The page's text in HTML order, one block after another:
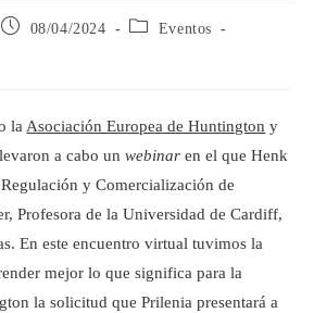
08/04/2024
Eventos
la Asociación Europea de Huntington y
a cabo unwebinar en el que Henk
y Comercialización de
Profesora de la Universidad de Cardiff,
En este encuentro virtual tuvimos la
mejor lo que significa para la
la solicitud que Prilenia presentará a